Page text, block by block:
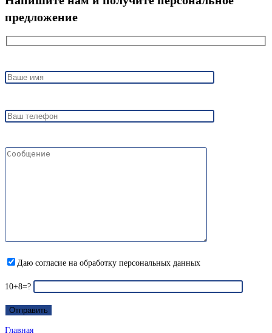
предложение
Даю согласие на обработку персональных данных
10+8=?
Главная